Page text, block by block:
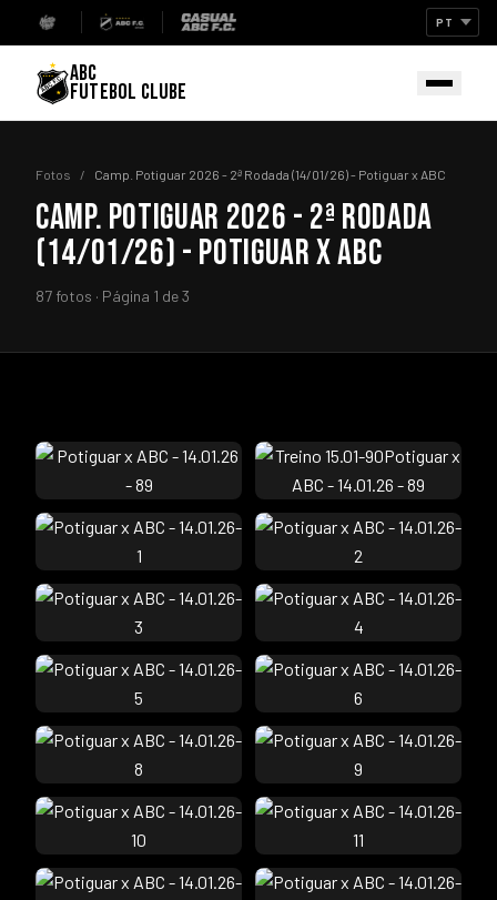
ABC
FUTEBOL CLUBE
Fotos / Camp. Potiguar 2026 - 2ª Rodada (14/01/26) - Potiguar x ABC
CAMP. POTIGUAR 2026 - 2ª RODADA
(14/01/26) - POTIGUAR X ABC
87 fotos · Página 1 de 3